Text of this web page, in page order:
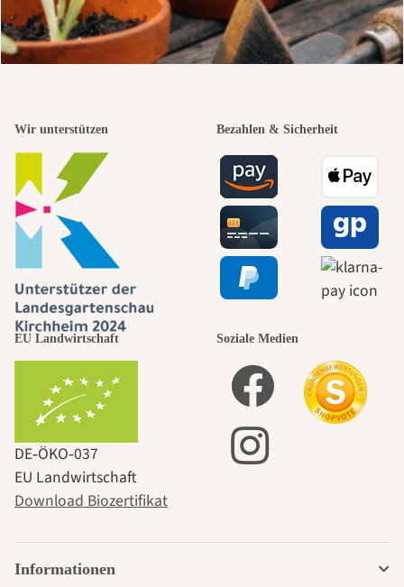
Wir unterstützen Bezahlen & Sicherheit
EU Landwirtschaft
DE‑ÖKO‑037
EU Landwirtschaft
Download Biozertifikat
Soziale Medien
Informationen